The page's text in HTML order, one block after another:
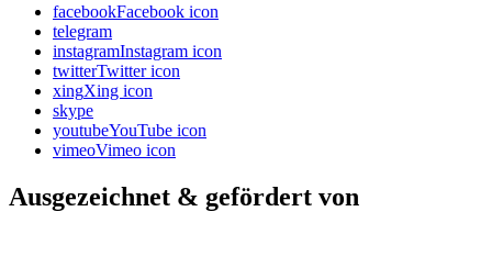
facebookFacebook icon
telegram
instagramInstagram icon
twitterTwitter icon
xingXing icon
skype
youtubeYouTube icon
vimeoVimeo icon
Ausgezeichnet & gefördert von